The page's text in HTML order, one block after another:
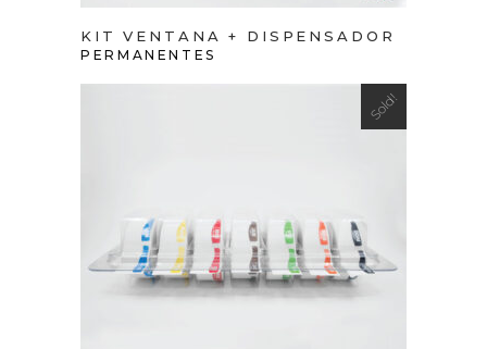
KIT VENTANA + DISPENSADOR
PERMANENTES
Sold!
VIEW PRODUCT